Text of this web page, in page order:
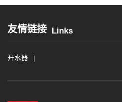
友情链接 Links
开水器